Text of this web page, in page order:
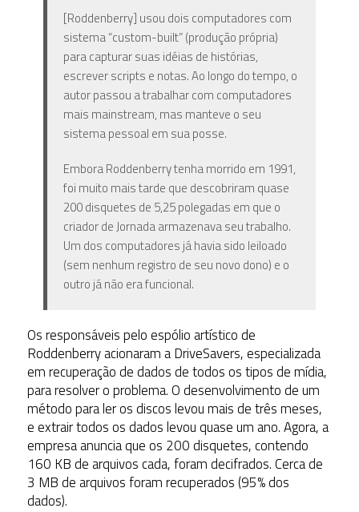
[Roddenberry] usou dois computadores com
sistema “custom-built” (produção própria)
para capturar suas idéias de histórias,
escrever scripts e notas. Ao longo do tempo, o
autor passou a trabalhar com computadores
mais mainstream, mas manteve o seu
sistema pessoal em sua posse.
Embora Roddenberry tenha morrido em 1991,
foi muito mais tarde que descobriram quase
200 disquetes de 5,25 polegadas em que o
criador de Jornada armazenava seu trabalho.
Um dos computadores já havia sido leiloado
(sem nenhum registro de seu novo dono) e o
outro já não era funcional.
Os responsáveis pelo espólio artístico de
Roddenberry acionaram a DriveSavers, especializada
em recuperação de dados de todos os tipos de mídia,
para resolver o problema. O desenvolvimento de um
método para ler os discos levou mais de três meses,
e extrair todos os dados levou quase um ano. Agora, a
empresa anuncia que os 200 disquetes, contendo
160 KB de arquivos cada, foram decifrados. Cerca de
3 MB de arquivos foram recuperados (95% dos
dados).